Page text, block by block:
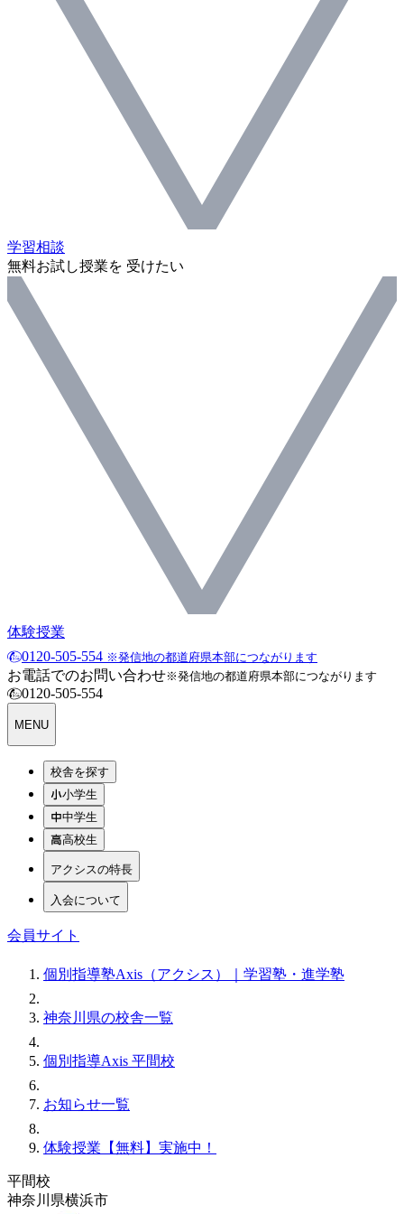
学習相談
無料お試し授業を 受けたい
体験授業
0120-505-554 ※発信地の都道府県本部につながります
お電話でのお問い合わせ※発信地の都道府県本部につながります
0120-505-554
MENU
校舎を探す
小学生
中学生
高校生
アクシスの特長
入会について
会員サイト
個別指導塾Axis（アクシス）｜学習塾・進学塾
神奈川県の校舎一覧
個別指導Axis 平間校
お知らせ一覧
体験授業【無料】実施中！
平間校
神奈川県横浜市